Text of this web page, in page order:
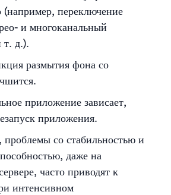
(например, переключение
и многоканальный
т. д.).
размытия фона со
приложение зависает,
приложения.
со стабильностью и
даже на
часто приводят к
интенсивном